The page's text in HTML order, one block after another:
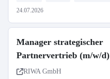
24.07.2026
Manager strategischer
Partnervertrieb (m/w/d)
RIWA GmbH